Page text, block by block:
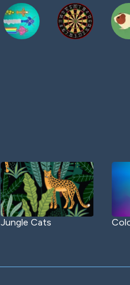
Jungle Cats